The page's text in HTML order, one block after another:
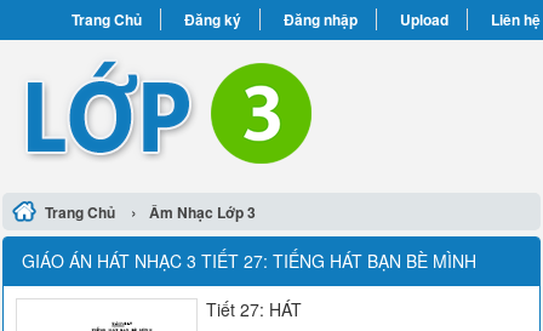
Trang Chủ Đăng ký Đăng nhập Upload Liên hệ
Trang Chủ › Âm Nhạc Lớp 3
GIÁO ÁN HÁT NHẠC 3 TIẾT 27: TIẾNG HÁT BẠN BÈ MÌNH
Tiết 27: HÁT